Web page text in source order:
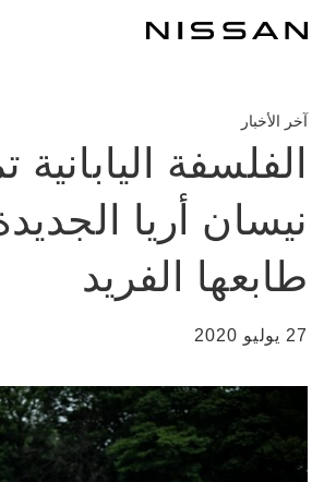
المحتوى
آخر الأخبار
الفلسفة اليابانية
نيسان أريا
طابعها الفريد
27 يوليو 2020